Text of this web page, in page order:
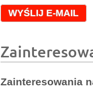
WYŚLIJ E-MAIL
Zainteresowania